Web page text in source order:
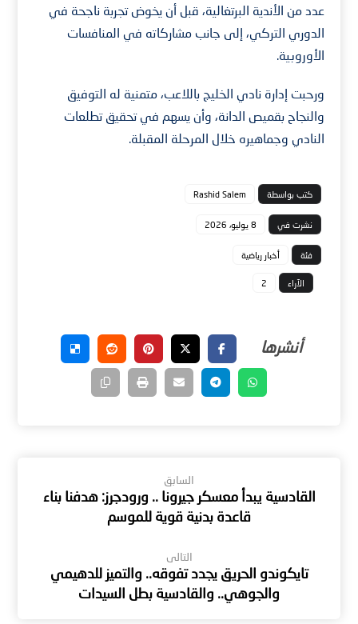
عدد من الأندية البرتغالية، قبل أن يخوض تجربة ناجحة في
الدوري التركي، إلى جانب مشاركاته في المنافسات
الأوروبية.
ورحبت إدارة نادي الخليج باللاعب، متمنية له التوفيق
والنجاح بقميص الدانة، وأن يسهم في تحقيق تطلعات
النادي وجماهيره خلال المرحلة المقبلة.
كتب بواسطة Rashid Salem
نشرت في 8 يوليو، 2026
فئة أخبار رياضية
الآراء 2
السابق
القادسية يبدأ معسكر جيرونا .. ورودجرز: هدفنا بناء
قاعدة بدنية قوية للموسم
التالى
تايكوندو الحريق يجدد تفوقه.. والتميز للدهيمي
والجوهي.. والقادسية بطل السيدات